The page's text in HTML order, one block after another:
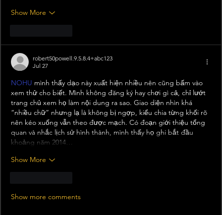
Show More
robert50powell.9.5.8.4+abc123
Jul 27
NOHU mình thấy dạo này xuất hiện nhiều nên cũng bấm vào
xem thử cho biết. Mình không đăng ký hay chơi gì cả, chỉ lướt
trang chủ xem họ làm nội dung ra sao. Giao diện nhìn khá
“nhiều chữ” nhưng lạ là không bị ngợp, kiểu chia từng khối rõ
nên kéo xuống vẫn theo được mạch. Có đoạn giới thiệu tổng
quan và nhắc lịch sử hình thành, mình thấy họ ghi bắt đầu
khoảng năm 2014…
Show More
Show more comments